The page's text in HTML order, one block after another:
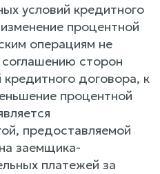
условий кредитного
процентной
операциям не
сторон
договора, к
процентной
предоставляемой
заемщика-
платежей за